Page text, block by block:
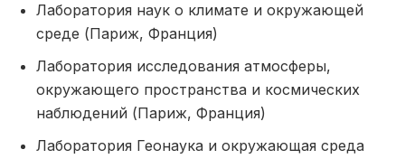
Лаборатория наук о климате и окружающей
среде (Париж, Франция)
Лаборатория исследования атмосферы,
окружающего пространства и космических
наблюдений (Париж, Франция)
Лаборатория Геонаука и окружающая среда